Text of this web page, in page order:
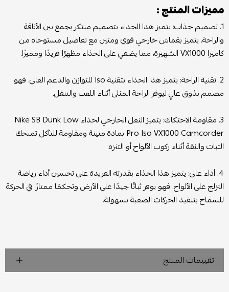
مميزات المنتج :
1. تصميم جذاب: يتميز هذا الحذاء بتصميم مبتكر يجمع بين الأناقة
والراحة. يتميز بقماش خارجي قوي ومتين مع تفاصيل مستوحاة من
كاميرا VX1000 الشهيرة، مما يضفي على الحذاء مظهرًا فريدًا ومميزًا.
2. تقنية الراحة: يتميز هذا الحذاء بتقنية Iso للتوازن والدعم العالي. فهو
مصمم بذوق عالٍ ليوفر الراحة المثلى أثناء اللعب والتنقل.
3. مقاومة الاحتكاك: يتميز النعل الخارجي لحذاء Nike SB Dunk Low
Pro Iso VX1000 Camcorder بمادة متينة ومقاومة للتآكل تمنحك
الثبات والثقة أثناء ركوب الألواح أو التنزه.
4. أداء عالي: يتميز هذا الحذاء بقدرته الفريدة على تحسين أداء رياضة
التزلج على الألواح. فهو يوفر ثباتًا جيدًا على الأرض وتحكمًا ممتازًا في الحركة
للسماح بتنفيذ الحركات الصعبة بسهولة.
تقييمات المنتج